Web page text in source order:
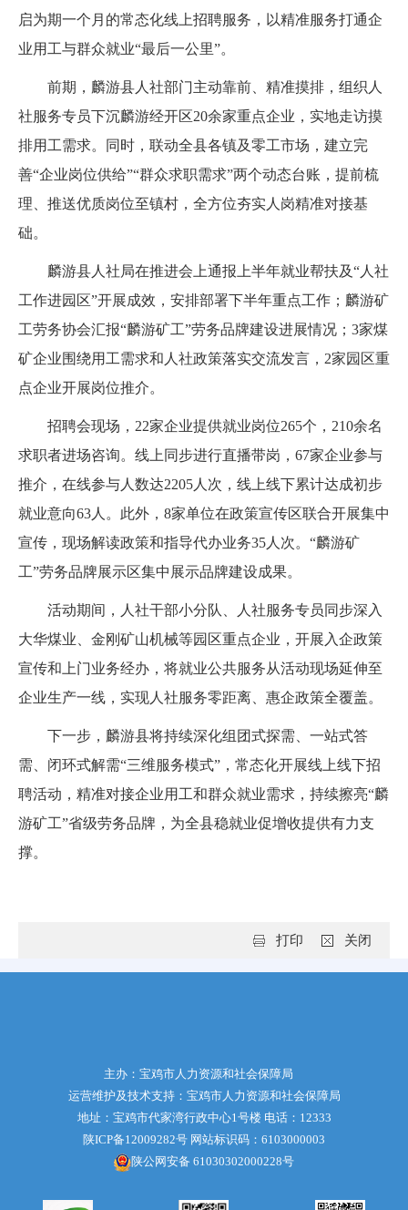
启为期一个月的常态化线上招聘服务，以精准服务打通企
业用工与群众就业“最后一公里”。
前期，麟游县人社部门主动靠前、精准摸排，组织人
社服务专员下沉麟游经开区20余家重点企业，实地走访摸
排用工需求。同时，联动全县各镇及零工市场，建立完
善“企业岗位供给”“群众求职需求”两个动态台账，提前梳
理、推送优质岗位至镇村，全方位夯实人岗精准对接基
础。
麟游县人社局在推进会上通报上半年就业帮扶及“人社
工作进园区”开展成效，安排部署下半年重点工作；麟游矿
工劳务协会汇报“麟游矿工”劳务品牌建设进展情况；3家煤
矿企业围绕用工需求和人社政策落实交流发言，2家园区重
点企业开展岗位推介。
招聘会现场，22家企业提供就业岗位265个，210余名
求职者进场咨询。线上同步进行直播带岗，67家企业参与
推介，在线参与人数达2205人次，线上线下累计达成初步
就业意向63人。此外，8家单位在政策宣传区联合开展集中
宣传，现场解读政策和指导代办业务35人次。“麟游矿
工”劳务品牌展示区集中展示品牌建设成果。
活动期间，人社干部小分队、人社服务专员同步深入
大华煤业、金刚矿山机械等园区重点企业，开展入企政策
宣传和上门业务经办，将就业公共服务从活动现场延伸至
企业生产一线，实现人社服务零距离、惠企政策全覆盖。
下一步，麟游县将持续深化组团式探需、一站式答
需、闭环式解需“三维服务模式”，常态化开展线上线下招
聘活动，精准对接企业用工和群众就业需求，持续擦亮“麟
游矿工”省级劳务品牌，为全县稳就业促增收提供有力支
撑。
关闭
打印
主办：宝鸡市人力资源和社会保障局
运营维护及技术支持：宝鸡市人力资源和社会保障局
地址：宝鸡市代家湾行政中心1号楼 电话：12333
陕ICP备12009282号 网站标识码：6103000003
陕公网安备 61030302000228号